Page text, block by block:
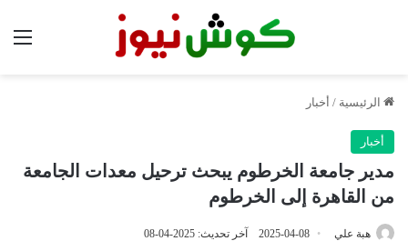
الرئيسية / أخبار
أخبار
مدير جامعة الخرطوم يبحث ترحيل معدات الجامعة
من القاهرة إلى الخرطوم
هبة علي 2025-04-08 آخر تحديث: 2025-04-08